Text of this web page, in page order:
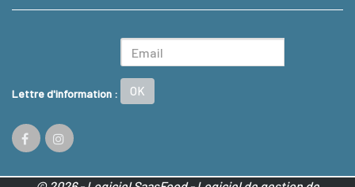
Lettre d'information : OK